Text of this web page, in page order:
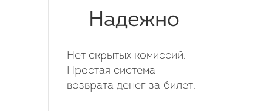
Надежно
Нет скрытых комиссий.
Простая система
возврата денег за билет.